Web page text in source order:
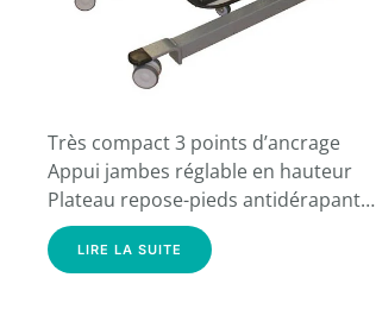
Très compact 3 points d’ancrage
Appui jambes réglable en hauteur
Plateau repose-pieds antidérapant…
LIRE LA SUITE